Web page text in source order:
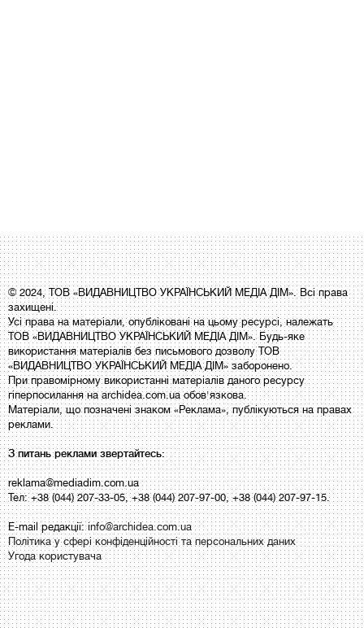
© 2024, ТОВ «ВИДАВНИЦТВО УКРАЇНСЬКИЙ МЕДІА ДІМ». Всі права
захищені.
Усі права на матеріали, опубліковані на цьому ресурсі, належать
ТОВ «ВИДАВНИЦТВО УКРАЇНСЬКИЙ МЕДІА ДІМ». Будь-яке
використання матеріалів без письмового дозволу ТОВ
«ВИДАВНИЦТВО УКРАЇНСЬКИЙ МЕДІА ДІМ» заборонено.
При правомірному використанні матеріалів даного ресурсу
гіперпосилання на archidea.com.ua обов'язкова.
Матеріали, що позначені знаком «Реклама», публікуються на правах
реклами.
З питань реклами звертайтесь:
reklama@mediadim.com.ua
Тел: +38 (044) 207-33-05, +38 (044) 207-97-00, +38 (044) 207-97-15.
E-mail редакції:info@archidea.com.ua
Політика у сфері конфіденційності та персональних даних
Угода користувача